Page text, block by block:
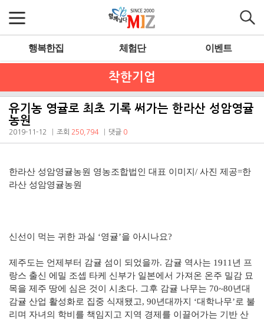
행복한집 체험단 이벤트
착한기업
유기농 영귤로 최초 기록 써가는 한라산 성암영귤
농원
2019-11-12 조회 250,794 댓글 0
한라산 성암영귤농원 영농조합법인 대표 이미지/ 사진 제공=한
라산 성암영귤농원
신선이 먹는 귀한 과실 ‘영귤’을 아시나요?
제주도는 언제부터 감귤 섬이 되었을까. 감귤 역사는 1911년 프
랑스 출신 에밀 조셉 타케 신부가 일본에서 가져온 온주 밀감 묘
목을 제주 땅에 심은 것이 시초다. 그후 감귤 나무는 70~80년대
감귤 산업 활성화로 집중 식재됐고, 90년대까지 ‘대학나무’로 불
리며 자녀의 학비를 책임지고 지역 경제를 이끌어가는 기반 산